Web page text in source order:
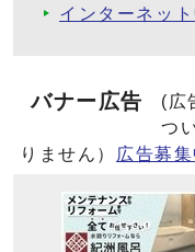
インターネッ
バナー広告
(広
つ
りません）
広告募集